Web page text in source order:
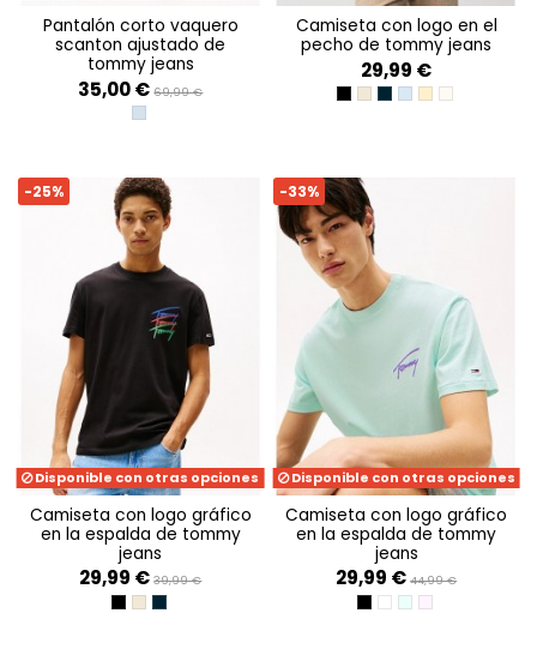
pantalón corto vaquero
scanton ajustado de
tommy jeans
35,00 € 69,99 €
DENIM LIGHT
camiseta con logo en el
pecho de tommy jeans
29,99 €
BLACK
ECRUDARK NIGHT NAVY
SWEET BLUE
CUSTARD
OAT MARL
-25%
Disponible con otras opciones
camiseta con logo gráfico
en la espalda de tommy
jeans
29,99 € 39,99 €
BLACK
ECRUDARK NIGHT NAVY
-33%
Disponible con otras opciones
camiseta con logo gráfico
en la espalda de tommy
jeans
29,99 € 44,99 €
BLACKANCIENT WHITE
SPRING MINT
PRECIOUS PINK